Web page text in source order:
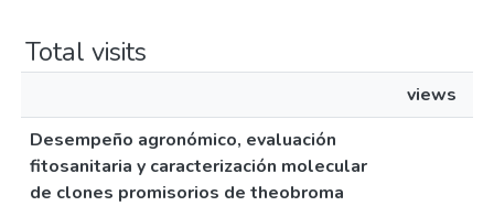
Total visits
views
Desempeño agronómico, evaluación
fitosanitaria y caracterización molecular
de clones promisorios de theobroma